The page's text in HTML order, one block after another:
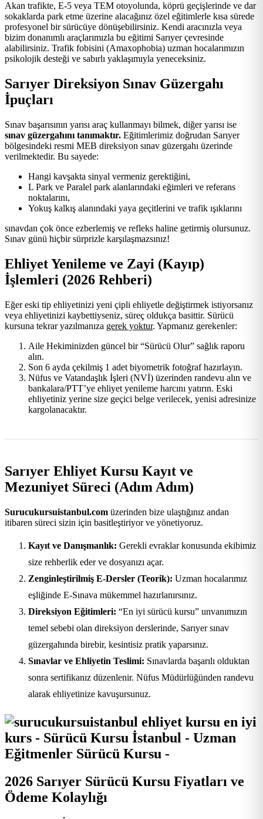
Akan trafikte, E-5 veya TEM otoyolunda, köprü geçişlerinde ve dar
sokaklarda park etme üzerine alacağınız özel eğitimlerle kısa sürede
profesyonel bir sürücüye dönüşebilirsiniz. Kendi aracınızla veya
bizim donanımlı araçlarımızla bu eğitimi Sarıyer çevresinde
alabilirsiniz. Trafik fobisini (Amaxophobia) uzman hocalarımızın
psikolojik desteği ve sabırlı yaklaşımıyla yeneceksiniz.
Sarıyer Direksiyon Sınav Güzergahı
İpuçları
Sınav başarısının yarısı araç kullanmayı bilmek, diğer yarısı ise
sınav güzergahını tanımaktır. Eğitimlerimiz doğrudan Sarıyer
bölgesindeki resmi MEB direksiyon sınav güzergahı üzerinde
verilmektedir. Bu sayede:
Hangi kavşakta sinyal vermeniz gerektiğini,
L Park ve Paralel park alanlarındaki eğimleri ve referans
noktalarını,
Yokuş kalkış alanındaki yaya geçitlerini ve trafik ışıklarını
sınavdan çok önce ezberlemiş ve refleks haline getirmiş olursunuz.
Sınav günü hiçbir sürprizle karşılaşmazsınız!
Ehliyet Yenileme ve Zayi (Kayıp)
İşlemleri (2026 Rehberi)
Eğer eski tip ehliyetinizi yeni çipli ehliyetle değiştirmek istiyorsanız
veya ehliyetinizi kaybettiyseniz, süreç oldukça basittir. Sürücü
kursuna tekrar yazılmanıza gerek yoktur. Yapmanız gerekenler:
Aile Hekiminizden güncel bir “Sürücü Olur” sağlık raporu
alın.
Son 6 ayda çekilmiş 1 adet biyometrik fotoğraf hazırlayın.
Nüfus ve Vatandaşlık İşleri (NVİ) üzerinden randevu alın ve
bankalara/PTT’ye ehliyet yenileme harcını yatırın. Eski
ehliyetiniz yerine size geçici belge verilecek, yenisi adresinize
kargolanacaktır.
Sarıyer Ehliyet Kursu Kayıt ve
Mezuniyet Süreci (Adım Adım)
Surucukursuistanbul.com üzerinden bize ulaştığınız andan
itibaren süreci sizin için basitleştiriyor ve yönetiyoruz.
Kayıt ve Danışmanlık: Gerekli evraklar konusunda ekibimiz
size rehberlik eder ve dosyanızı açar.
Zenginleştirilmiş E-Dersler (Teorik): Uzman hocalarımız
eşliğinde E-Sınava mükemmel hazırlanırsınız.
Direksiyon Eğitimleri: “En iyi sürücü kursu” unvanımızın
temel sebebi olan direksiyon derslerinde, Sarıyer sınav
güzergahında birebir, kesintisiz pratik yaparsınız.
Sınavlar ve Ehliyetin Teslimi: Sınavlarda başarılı olduktan
sonra sertifikanız düzenlenir. Nüfus Müdürlüğünden randevu
alarak ehliyetinize kavuşursunuz.
2026 Sarıyer Sürücü Kursu Fiyatları ve
Ödeme Kolaylığı